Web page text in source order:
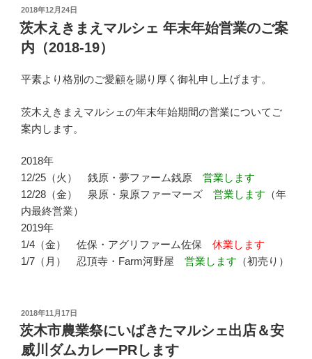
投
稿
日:
2018年12月24日
茨木えきまえマルシェ 年末年始営業のご案
内（2018-19）
平素より格別のご愛顧を賜り厚く御礼申し上げます。
茨木えきまえマルシェの年末年始期間の営業についてご
案内します。
2018年
12/25（火） 銭原・夢ファーム銭原 営業します
12/28（金） 泉原・泉原ファーマーズ 営業します （年
内最終営業）
2019年
1/4（金） 佐保・アグリファーム佐保 休業します
1/7（月） 忍頂寺・Farm河野屋 営業します （初売り）
投
稿
日:
2018年11月17日
茨木市農業祭にいばきたマルシェ出店＆安
威川ダムカレーPRします